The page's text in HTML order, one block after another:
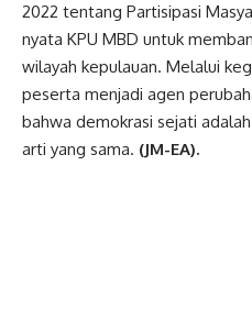
2022 tentang Partisipasi
nyata KPU MBD untuk
wilayah kepulauan. Melalui
peserta menjadi agen
bahwa demokrasi sejati
arti yang sama. (JM-EA).